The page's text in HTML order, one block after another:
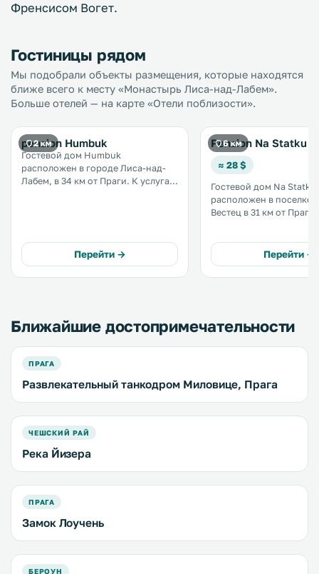
Френсисом Вогет.
Гостиницы рядом
Мы подобрали объекты размещения, которые находятся
ближе всего к месту «Монастырь Лиса-над-Лабем».
Больше отелей — на карте «Отели поблизости».
2 км
penzion Humbuk
Гостевой дом Humbuk
расположен в городе Лиса-над-
Лабем, в 34 км от Праги. К услугам
В собственной ванной комнате
установлена ванна или. . . .
Перейти →
6 км
Penzion Na Statku
≈ 28 $
Гостевой дом Na Statku
расположен в поселке
Вестец в 31 км от Праги. Гости
инвентарем для
спорта. .
Перейти →
Ближайшие достопримечательности
ПРАГА
Развлекательный танкодром Миловице, Прага
ЧЕШСКИЙ РАЙ
Река Йизера
ПРАГА
Замок Лоучень
БЕРОУН